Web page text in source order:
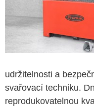
udržitelnosti a
svařovací techniku.
reprodukovatelnou